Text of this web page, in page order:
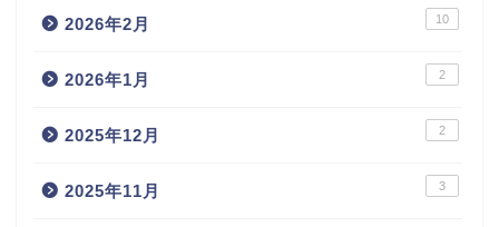
2026年2月 10
2026年1月 2
2025年12月 2
2025年11月 3